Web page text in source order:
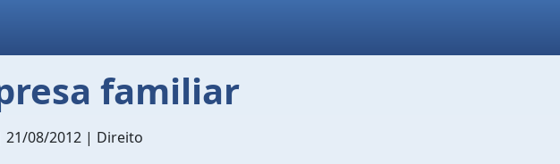
familiar
08/2012 | Direito